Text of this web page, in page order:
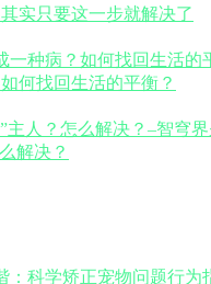
实只要这一步就解决了
何找回生活的平衡？
解决？